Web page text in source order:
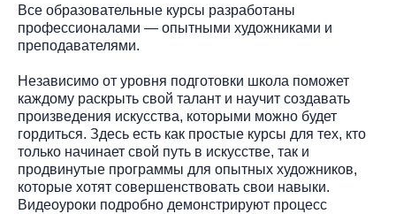
Все образовательные курсы разработаны
профессионалами — опытными художниками и
преподавателями.
Независимо от уровня подготовки школа поможет
каждому раскрыть свой талант и научит создавать
произведения искусства, которыми можно будет
гордиться. Здесь есть как простые курсы для тех, кто
только начинает свой путь в искусстве, так и
продвинутые программы для опытных художников,
которые хотят совершенствовать свои навыки.
Видеоуроки подробно демонстрируют процесс